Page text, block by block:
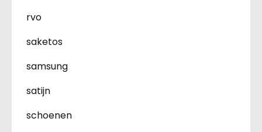
rvo
saketos
samsung
satijn
schoenen